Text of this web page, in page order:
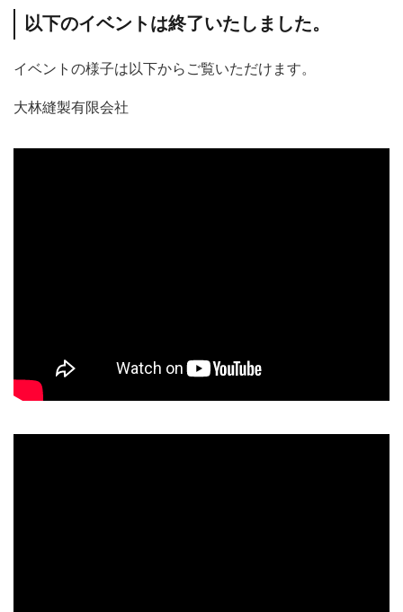
以下のイベントは終了いたしました。
イベントの様子は以下からご覧いただけます。
大林縫製有限会社